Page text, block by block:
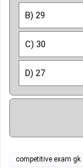
B) 29
C) 30
D) 27
competitive exam gk